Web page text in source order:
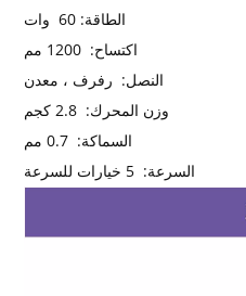
الطاقة: 60
وات
اكتساح:
النصل: رفرف ، معدن
وزن المحرك:
السماكة:
السرعة: